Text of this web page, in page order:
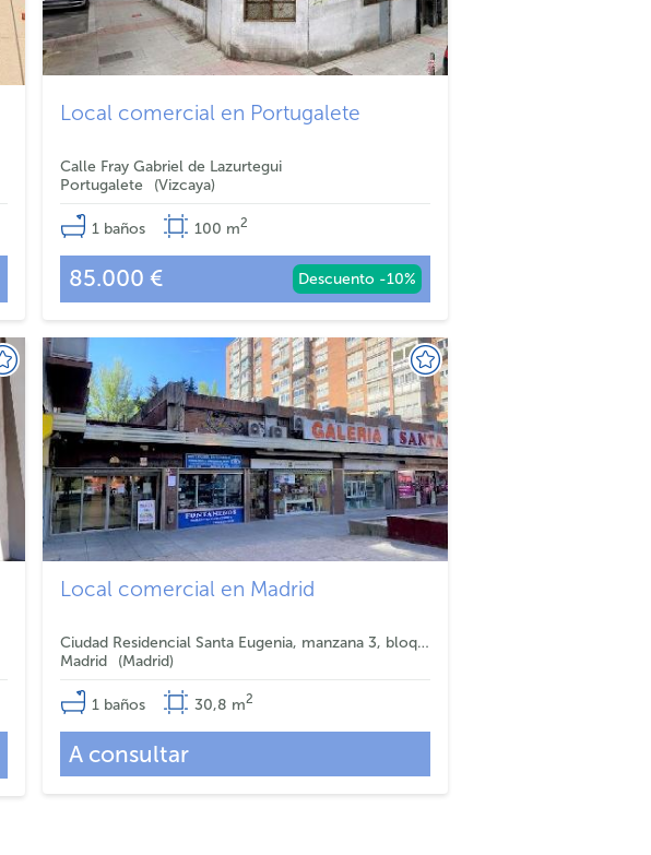
Local comercial en Portugalete
Calle Fray Gabriel de Lazurtegui
Portugalete
Vizcaya
1 baños 100 m2
85.000 € Descuento -10%
Local comercial en Madrid
Ciudad Residencial Santa Eugenia, manzana 3, bloque F, local 1C - Calle Puentelarra
Madrid
Madrid
1 baños 30,8 m2
A consultar